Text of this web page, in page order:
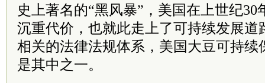
史上著名的“黑风暴”，美国在上世纪
沉重代价，也就此走上了可持续发展道
相关的法律法规体系，美国大豆可持续
是其中之一。